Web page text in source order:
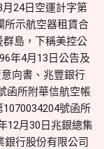
24日空運計字第
所示航空器租賃合
群島，下稱美控公
年4月13日公告及
向書、兆豐銀行
函所附華信航空帳
號函所
12月30日兆銀總集
銀行股份有限公司